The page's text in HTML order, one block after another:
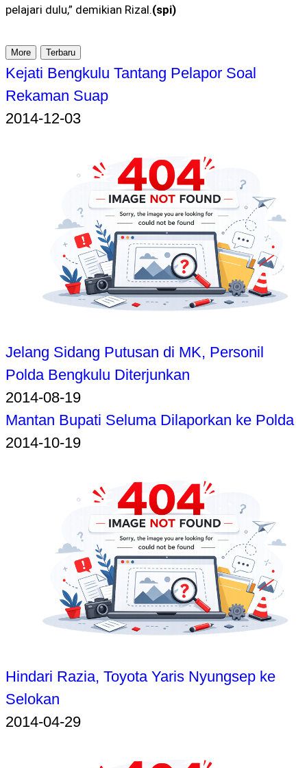
pelajari dulu,” demikian Rizal.(spi)
More Terbaru
Kejati Bengkulu Tantang Pelapor Soal
Rekaman Suap
2014-12-03
Jelang Sidang Putusan di MK, Personil
Polda Bengkulu Diterjunkan
2014-08-19
Mantan Bupati Seluma Dilaporkan ke Polda
2014-10-19
Hindari Razia, Toyota Yaris Nyungsep ke
Selokan
2014-04-29